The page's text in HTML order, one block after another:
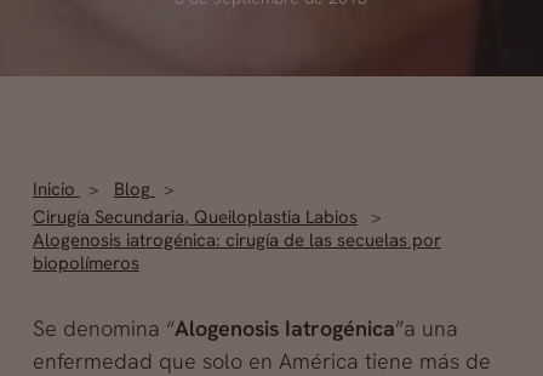
Inicio
Blog
Cirugía Secundaria, Queiloplastia Labios
Alogenosis iatrogénica: cirugía de las secuelas por
biopolímeros
Se denomina “Alogenosis Iatrogénica”a una
enfermedad que solo en América tiene más de